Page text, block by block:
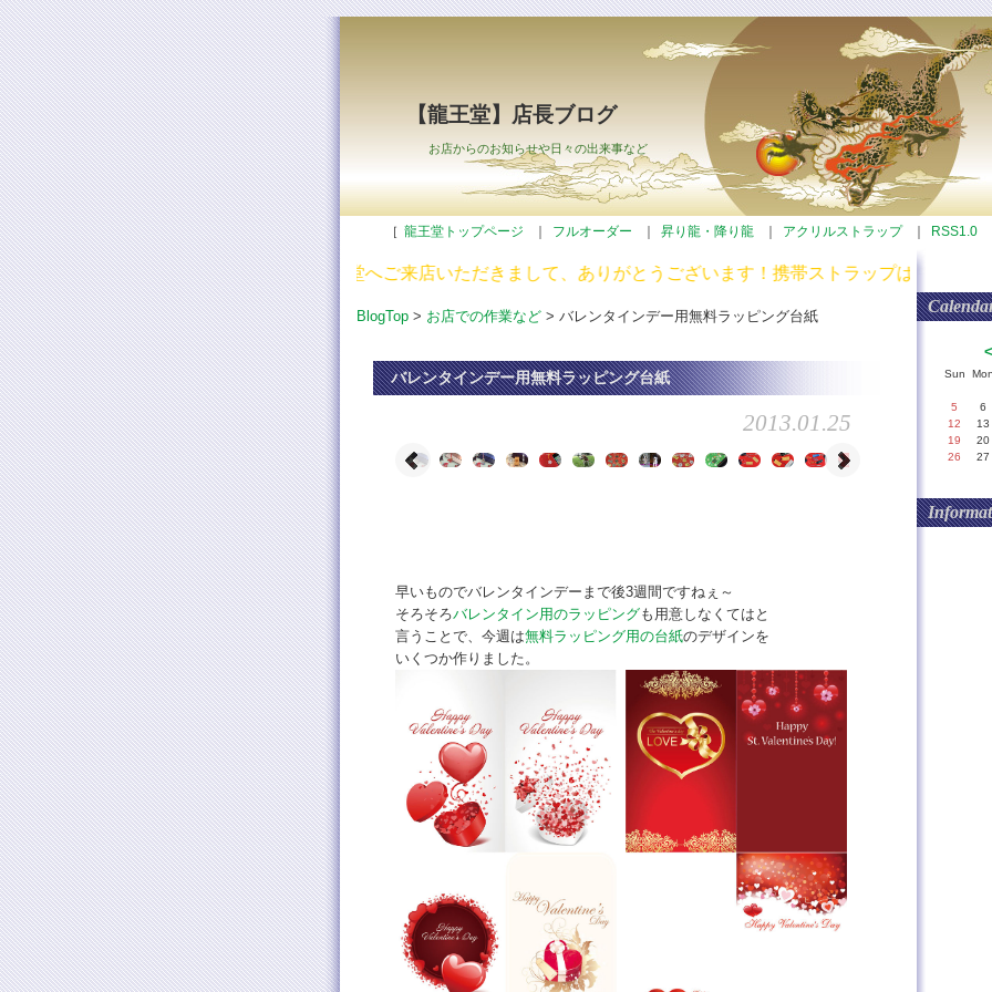
【龍王堂】店長ブログ
お店からのお知らせや日々の出来事など
［ 龍王堂トップページ フルオーダー 昇り龍・降り龍 アクリルストラップ RSS1.0
龍王堂へご来店いただきまして、ありがとうございます！携帯ストラップは
BlogTop > お店での作業など > バレンタインデー用無料ラッピング台紙
バレンタインデー用無料ラッピング台紙
2013.01.25
早いものでバレンタインデーまで後3週間ですねぇ～
そろそろバレンタイン用のラッピングも用意しなくてはと
言うことで、今週は無料ラッピング用の台紙のデザインを
いくつか作りました。
Sun
5
6
12
13
19
20
26
27